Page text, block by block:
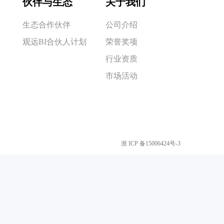
生态合作伙伴
观远BI合伙人计划
公司介绍
荣誉奖项
行业资质
市场活动
浙 ICP 备15006424号-3